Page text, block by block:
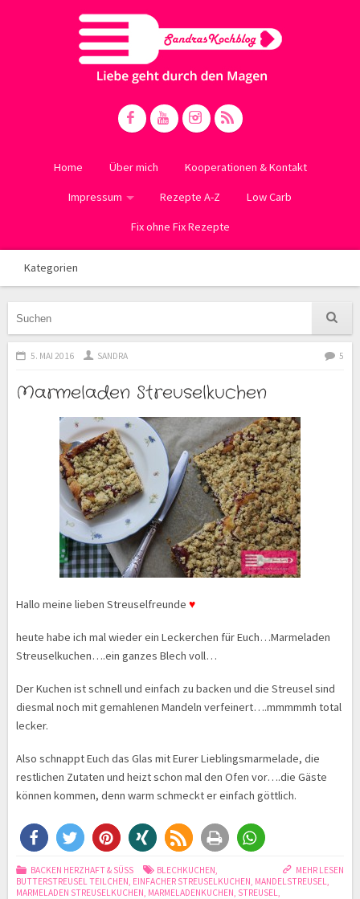
Home Über mich Kooperationen & Kontakt
Impressum Rezepte A-Z Low Carb
Fix ohne Fix Rezepte
Kategorien
5. MAI 2016 SANDRA 5
Marmeladen Streuselkuchen
Hallo meine lieben Streuselfreunde ♥
heute habe ich mal wieder ein Leckerchen für Euch…Marmeladen
Streuselkuchen….ein ganzes Blech voll…
Der Kuchen ist schnell und einfach zu backen und die Streusel sind
diesmal noch mit gemahlenen Mandeln verfeinert….mmmmmh total
lecker.
Also schnappt Euch das Glas mit Eurer Lieblingsmarmelade, die
restlichen Zutaten und heizt schon mal den Ofen vor….die Gäste
können kommen, denn warm schmeckt er einfach göttlich.
MEHR LESEN
BACKEN HERZHAFT & SÜSS BLECHKUCHEN,
BUTTERSTREUSEL TEILCHEN, EINFACHER STREUSELKUCHEN, MANDELSTREUSEL,
MARMELADEN STREUSELKUCHEN, MARMELADENKUCHEN, STREUSEL,